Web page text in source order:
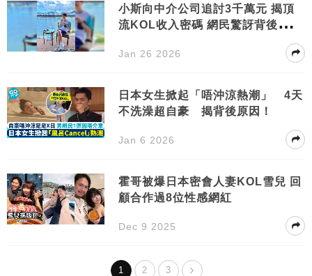
小斯向中介公司追討3千萬元 揭頂
流KOL收入密碼 網民驚訝背後操
Jan 26 2026
日本女生掀起「唔沖涼熱潮」 4天
不洗澡超自豪 揭背後原因！
Jan 6 2026
霍哥被爆日本密會人妻KOL雪兒 回
顧合作過8位性感網紅
Dec 9 2025
1 2 3